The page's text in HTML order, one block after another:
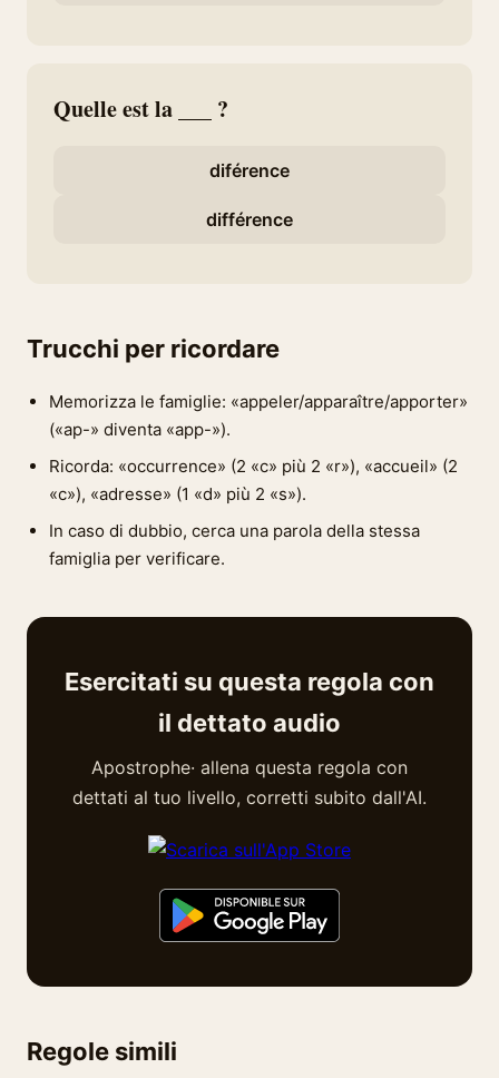
Quelle est la ___ ?
diférence
différence
Trucchi per ricordare
Memorizza le famiglie: «appeler/apparaître/apporter»
(«ap-» diventa «app-»).
Ricorda: «occurrence» (2 «c» più 2 «r»), «accueil» (2
«c»), «adresse» (1 «d» più 2 «s»).
In caso di dubbio, cerca una parola della stessa
famiglia per verificare.
Esercitati su questa regola con
il dettato audio
Apostrophe· allena questa regola con
dettati al tuo livello, corretti subito dall'AI.
Regole simili